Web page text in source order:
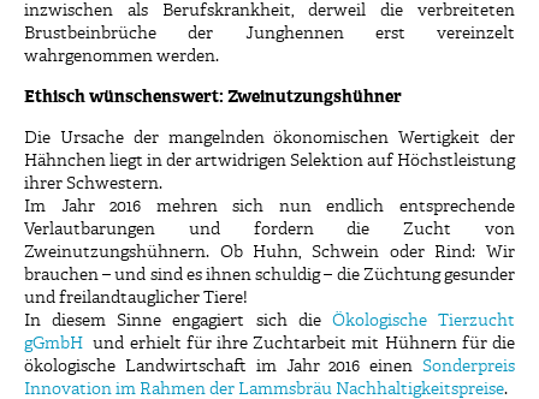
inzwischen als Berufskrankheit, derweil die verbreiteten
Brustbeinbrüche der Junghennen erst vereinzelt
wahrgenommen werden.
Ethisch wünschenswert: Zweinutzungshühner
Die Ursache der mangelnden ökonomischen Wertigkeit der
Hähnchen liegt in der artwidrigen Selektion auf Höchstleistung
ihrer Schwestern.
Im Jahr 2016 mehren sich nun endlich entsprechende
Verlautbarungen und fordern die Zucht von
Zweinutzungshühnern. Ob Huhn, Schwein oder Rind: Wir
brauchen – und sind es ihnen schuldig – die Züchtung gesunder
und freilandtauglicher Tiere!
In diesem Sinne engagiert sich die Ökologische Tierzucht
gGmbH und erhielt für ihre Zuchtarbeit mit Hühnern für die
ökologische Landwirtschaft im Jahr 2016 einen Sonderpreis
Innovation im Rahmen der Lammsbräu Nachhaltigkeitspreise.